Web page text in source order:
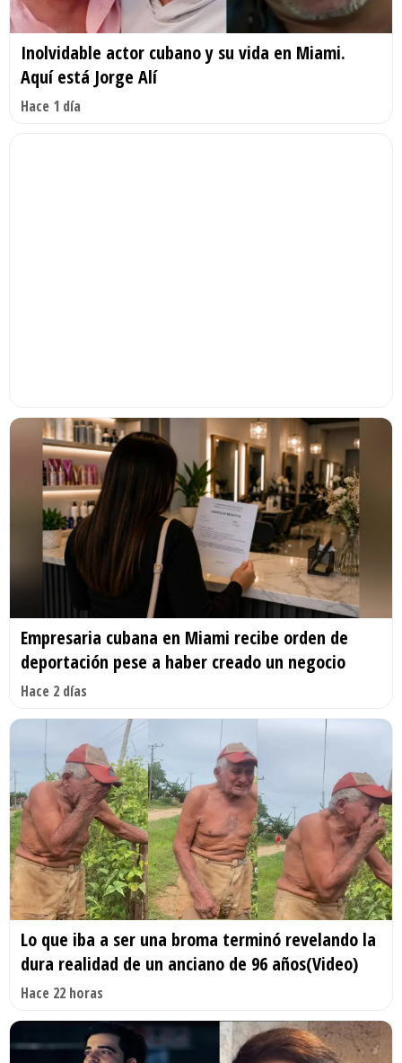
Inolvidable actor cubano y su vida en Miami.
Aquí está Jorge Alí
Hace 1 día
Empresaria cubana en Miami recibe orden de
deportación pese a haber creado un negocio
Hace 2 días
Lo que iba a ser una broma terminó revelando la
dura realidad de un anciano de 96 años(Video)
Hace 22 horas